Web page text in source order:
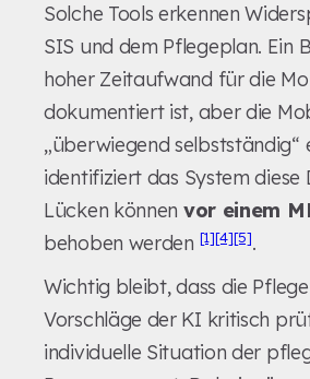
Solche Tools erkennen
SIS und dem Pflegeplan. Ein
hoher Zeitaufwand für die
dokumentiert ist, aber die
„überwiegend selbstständig“
identifiziert das System diese
Lücken können vor einem
behoben werden [1][4][5].
Wichtig bleibt, dass die
Vorschläge der KI kritisch
individuelle Situation der